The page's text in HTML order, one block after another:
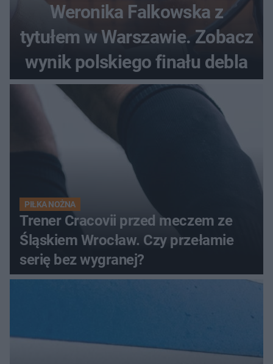
Weronika Falkowska z
tytułem w Warszawie. Zobacz
wynik polskiego finału debla
PIŁKA NOŻNA
Trener Cracovii przed meczem ze
Śląskiem Wrocław. Czy przełamie
serię bez wygranej?